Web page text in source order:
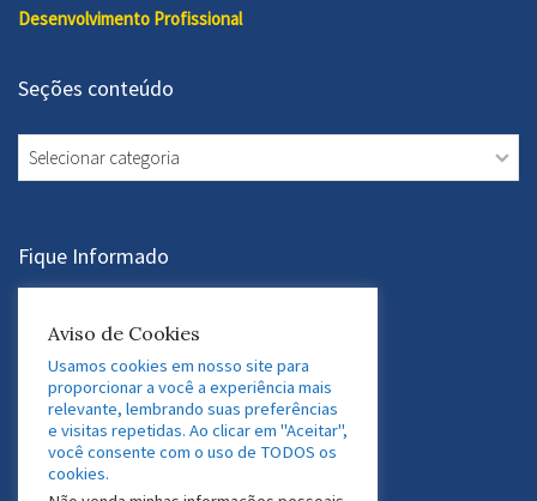
Desenvolvimento Profissional
Seções conteúdo
Seções
conteúdo
Fique Informado
Assine a Newsletter
Acesse nossas Redes Sociais
Twitter Facebook
Aviso de Cookies
Usamos cookies em nosso site para
proporcionar a você a experiência mais
relevante, lembrando suas preferências
e visitas repetidas. Ao clicar em "Aceitar",
você consente com o uso de TODOS os
cookies.